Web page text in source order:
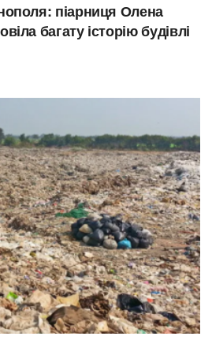
піарниця Олена
багату історію будівлі